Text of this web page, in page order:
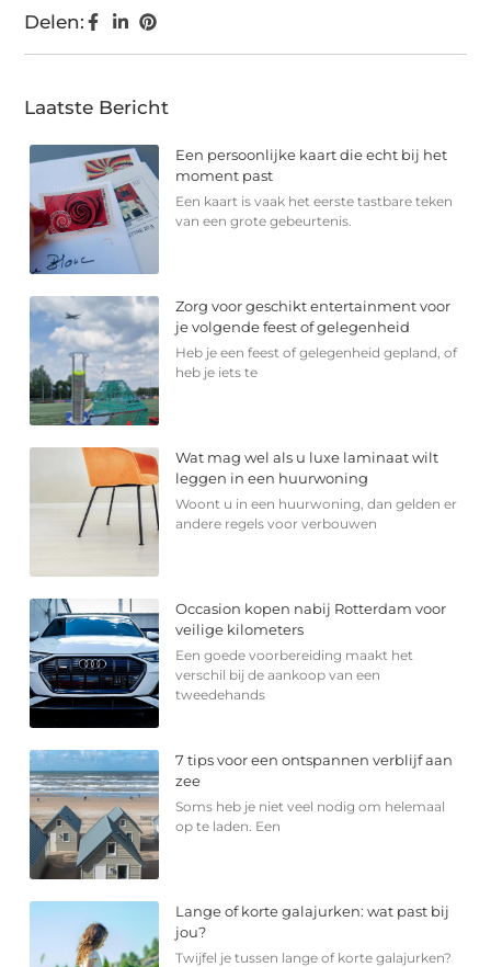
Delen:
Laatste Bericht
Een persoonlijke kaart die echt bij het
moment past
Een kaart is vaak het eerste tastbare teken
van een grote gebeurtenis.
Zorg voor geschikt entertainment voor
je volgende feest of gelegenheid
Heb je een feest of gelegenheid gepland, of
heb je iets te
Wat mag wel als u luxe laminaat wilt
leggen in een huurwoning
Woont u in een huurwoning, dan gelden er
andere regels voor verbouwen
Occasion kopen nabij Rotterdam voor
veilige kilometers
Een goede voorbereiding maakt het
verschil bij de aankoop van een
tweedehands
7 tips voor een ontspannen verblijf aan
zee
Soms heb je niet veel nodig om helemaal
op te laden. Een
Lange of korte galajurken: wat past bij
jou?
Twijfel je tussen lange of korte galajurken?